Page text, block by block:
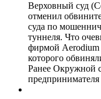
Верховный суд
отменил
суда по
туннеля. Что
фирмой Aerodium
которого
Ранее Окружной